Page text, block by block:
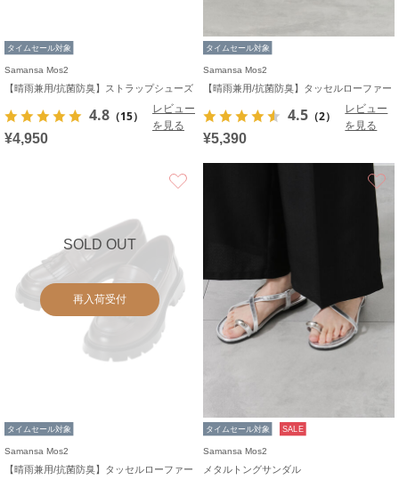
タイムセール対象
Samansa Mos2
【晴雨兼用/抗菌防臭】ストラップシューズ
4.8 （15）
レビュー
を見る
¥4,950
タイムセール対象
Samansa Mos2
【晴雨兼用/抗菌防臭】タッセルローファー
4.5 （2）
レビュー
を見る
¥5,390
SOLD OUT
再入荷受付
タイムセール対象
Samansa Mos2
【晴雨兼用/抗菌防臭】タッセルローファー
タイムセール対象 SALE
Samansa Mos2
メタルトングサンダル